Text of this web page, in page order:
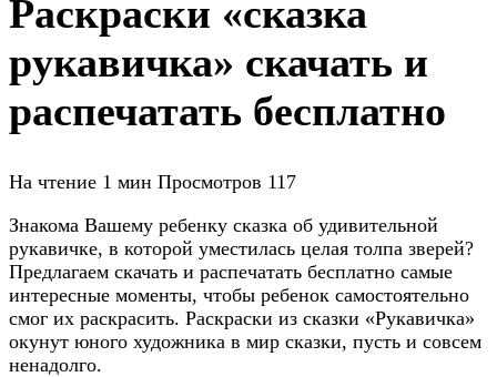
Раскраски «сказка
рукавичка» скачать и
распечатать бесплатно
На чтение 1 мин Просмотров 117
Знакома Вашему ребенку сказка об удивительной
рукавичке, в которой уместилась целая толпа зверей?
Предлагаем скачать и распечатать бесплатно самые
интересные моменты, чтобы ребенок самостоятельно
смог их раскрасить. Раскраски из сказки «Рукавичка»
окунут юного художника в мир сказки, пусть и совсем
ненадолго.